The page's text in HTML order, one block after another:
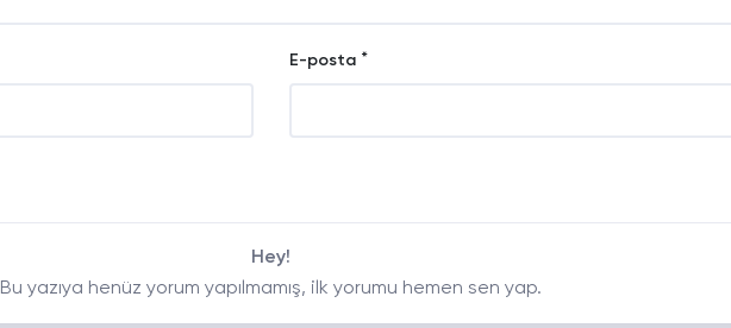
E-posta *
Hey!
Bu yazıya henüz yorum yapılmamış, ilk yorumu hemen sen yap.